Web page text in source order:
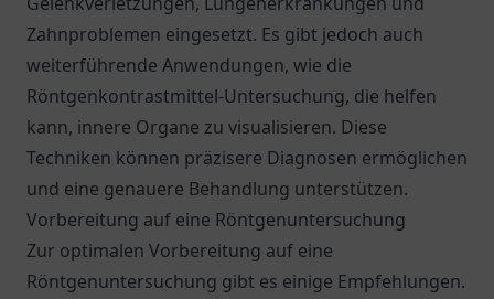
Zahnproblemen eingesetzt. Es gibt jedoch auch
weiterführende Anwendungen, wie die
Röntgenkontrastmittel-Untersuchung, die helfen
kann, innere Organe zu visualisieren. Diese
Techniken können präzisere Diagnosen ermöglichen
und eine genauere Behandlung unterstützen.
Vorbereitung auf eine Röntgenuntersuchung
Zur optimalen Vorbereitung auf eine
Röntgenuntersuchung gibt es einige Empfehlungen.